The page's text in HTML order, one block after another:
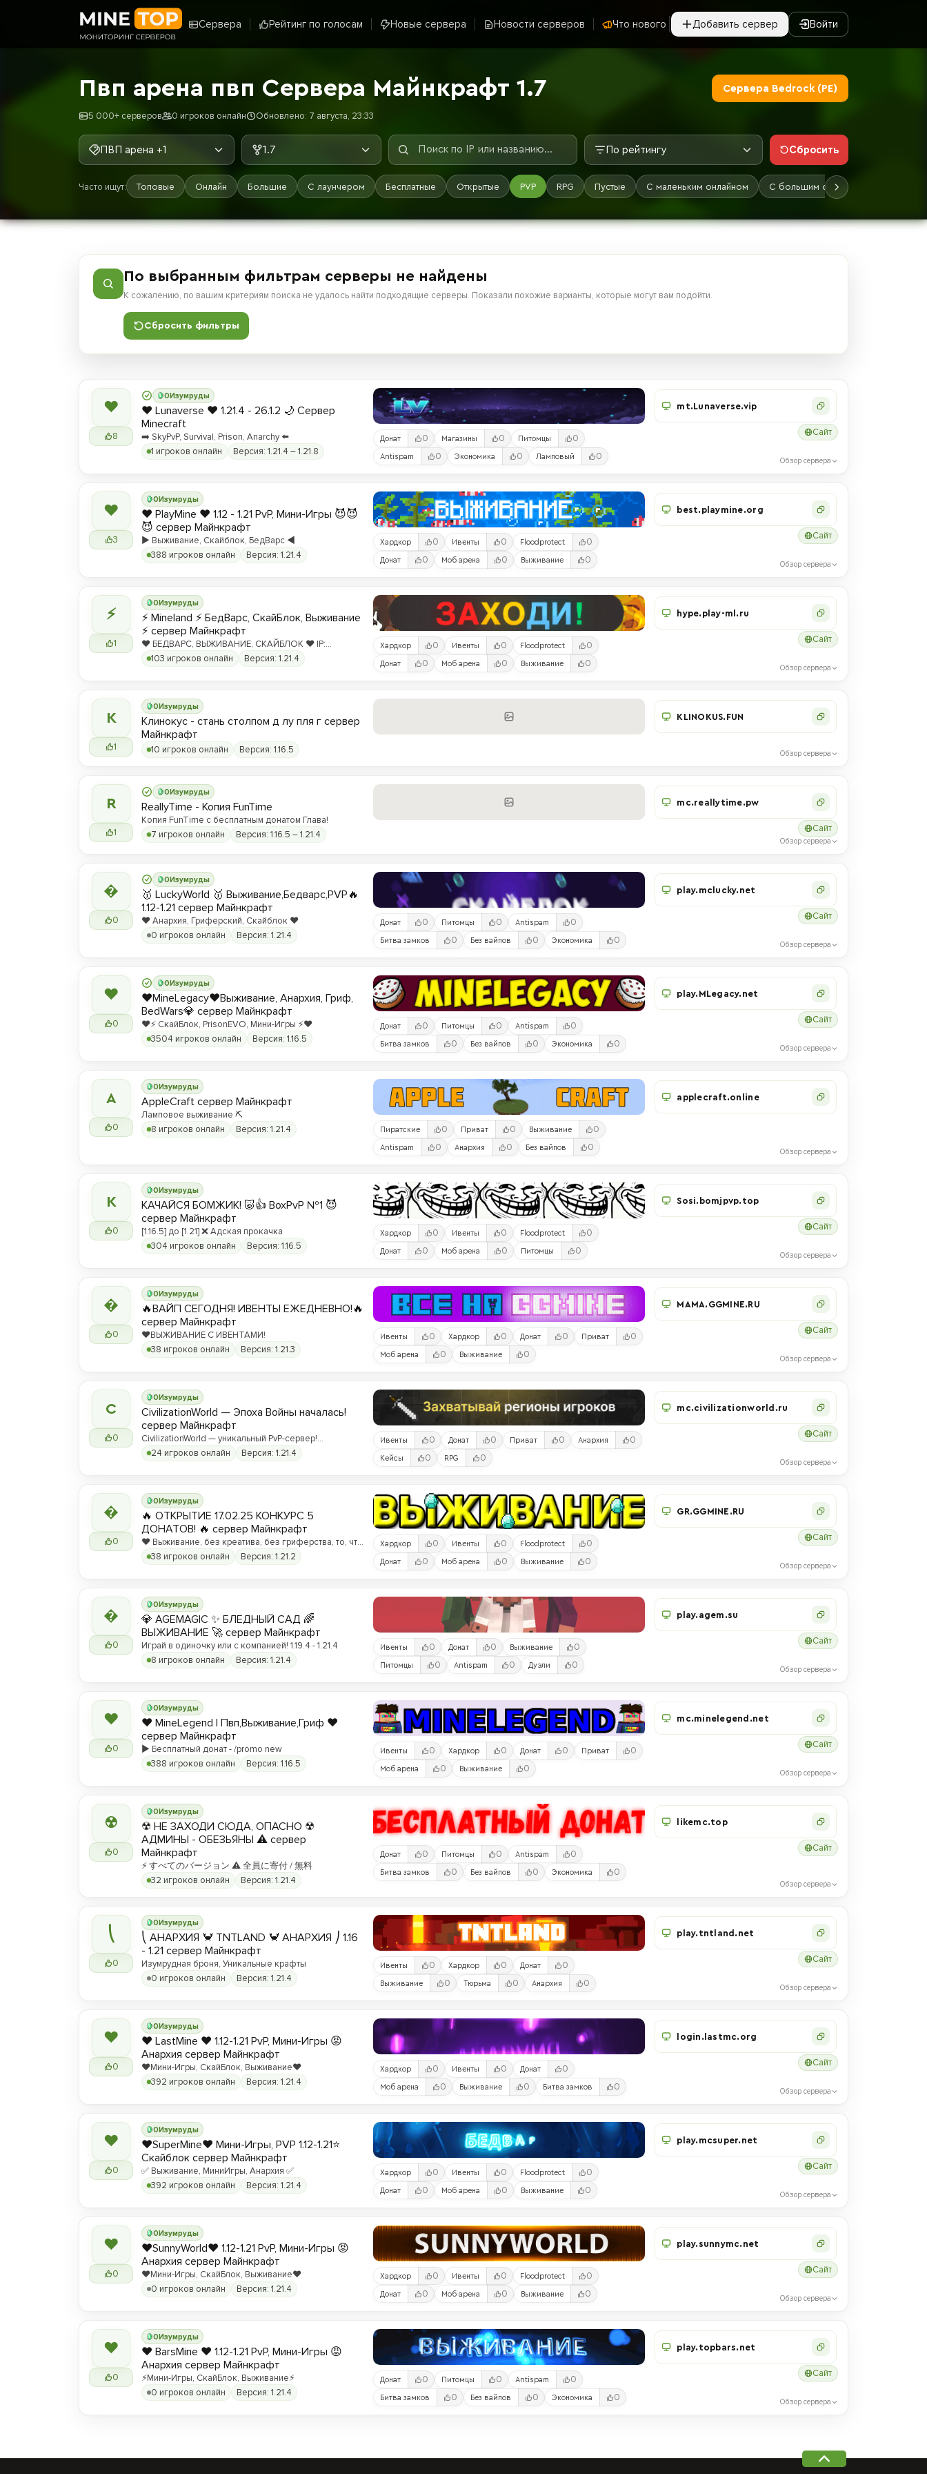
Сервера Рейтинг по голосам Новые сервера Новости серверов Что нового Добавить сервер Войти
Пвп арена пвп Сервера Майнкрафт 1.7
5 000+ серверов 0 игроков онлайн Обновлено: 7 августа, 23:33
Сервера Bedrock (PE)
ПВП арена +1 1.7 По рейтингу Сбросить
Часто ищут: Топовые Онлайн Большие С лаунчером Бесплатные Открытые PVP RPG Пустые С маленьким онлайном С большим онлайном
По выбранным фильтрам серверы не найдены
К сожалению, по вашим критериям поиска не удалось найти подходящие серверы. Показали похожие варианты, которые могут вам подойти.
Сбросить фильтры
❤
8
0Изумруды
❤️ Lunaverse ❤️ 1.21.4 - 26.1.2 🌙 Сервер
Minecraft
➡️ SkyPvP, Survival, Prison, Anarchy ⬅️
1 игроков онлайн
Версия: 1.21.4 – 1.21.8
Донат 0 Магазины 0 Питомцы 0
Antispam 0 Экономика 0 Ламповый 0
mt.Lunaverse.vip
Сайт
Обзор сервера
❤
3
0Изумруды
❤️ PlayMine ❤️ 1.12 - 1.21 PvP, Мини-Игры 😈😈
😈 сервер Майнкрафт
▶️ Выживание, Скайблок, БедВарс ◀️
388 игроков онлайн
Версия: 1.21.4
Хардкор 0 Ивенты 0 Floodprotect 0
Донат 0 Моб арена 0 Выживание 0
best.playmine.org
Сайт
Обзор сервера
⚡
1
0Изумруды
⚡ Mineland ⚡ БедВарс, СкайБлок, Выживание
⚡ сервер Майнкрафт
❤️ БЕДВАРС, ВЫЖИВАНИЕ, СКАЙБЛОК ❤️ IP:
hype.play-ml.ru ❤️
103 игроков онлайн Версия: 1.21.4
Хардкор 0 Ивенты 0 Floodprotect 0
Донат 0 Моб арена 0 Выживание 0
hype.play-ml.ru
Сайт
Обзор сервера
К
1
0Изумруды
Клинокус - стань столпом д лу пля г сервер
Майнкрафт
10 игроков онлайн Версия: 1.16.5
KLINOKUS.FUN
Обзор сервера
R
1
0Изумруды
ReallyTime - Копия FunTime
Копия FunTime с бесплатным донатом Глава!
7 игроков онлайн
Версия: 1.16.5 – 1.21.4
mc.reallytime.pw
Сайт
Обзор сервера

0
0Изумруды
🥇 LuckyWorld 🥇 Выживание,Бедварс,PVP🔥
1.12-1.21 сервер Майнкрафт
❤️ Анархия, Гриферский, Скайблок ❤️
0 игроков онлайн
Версия: 1.21.4
Донат 0 Питомцы 0 Antispam 0
Битва замков 0 Без вайпов 0 Экономика 0
play.mclucky.net
Сайт
Обзор сервера
❤
0
0Изумруды
❤️MineLegacy❤️Выживание, Анархия, Гриф,
BedWars💎 сервер Майнкрафт
❤️⚡️ СкайБлок, PrisonEVO, Мини-Игры ⚡️❤️
3504 игроков онлайн
Версия: 1.16.5
Донат 0 Питомцы 0 Antispam 0
Битва замков 0 Без вайпов 0 Экономика 0
play.MLegacy.net
Сайт
Обзор сервера
A
0
0Изумруды
AppleCraft сервер Майнкрафт
Ламповое выживание ⛏️
8 игроков онлайн
Версия: 1.21.4 Пиратские 0 Приват 0 Выживание 0
Antispam 0 Анархия 0 Без вайпов 0
applecraft.online
Обзор сервера
К
0
0Изумруды
КАЧАЙСЯ БОМЖИК! 🐷👍 BoxPvP №1 😈
сервер Майнкрафт
[1.16.5] до [1.21] ❌ Адская прокачка
304 игроков онлайн
Версия: 1.16.5
Хардкор 0 Ивенты 0 Floodprotect 0
Донат 0 Моб арена 0 Питомцы 0
Sosi.bomjpvp.top
Сайт
Обзор сервера

0
0Изумруды
🔥ВАЙП СЕГОДНЯ! ИВЕНТЫ ЕЖЕДНЕВНО!🔥
сервер Майнкрафт
❤️ВЫЖИВАНИЕ С ИВЕНТАМИ!
38 игроков онлайн
Версия: 1.21.3
Ивенты 0 Хардкор 0 Донат 0 Приват 0
Моб арена 0 Выживание 0
MAMA.GGMINE.RU
Сайт
Обзор сервера
C
0
0Изумруды
CivilizationWorld — Эпоха Войны началась!
сервер Майнкрафт
CivilizationWorld — уникальный PvP-сервер!
Присоединяйся и стань частью эпического
противостояния между Альвами и Йотунами!
24 игроков онлайн Версия: 1.21.4
Ивенты 0 Донат 0 Приват 0 Анархия 0
Кейсы 0 RPG 0
mc.civilizationworld.ru
Сайт
Обзор сервера

0
0Изумруды
🔥 ОТКРЫТИЕ 17.02.25 КОНКУРС 5
ДОНАТОВ! 🔥 сервер Майнкрафт
❤️ Выживание, без креатива, без гриферства, то, что
вы любите! ❤️
38 игроков онлайн Версия: 1.21.2
Хардкор 0 Ивенты 0 Floodprotect 0
Донат 0 Моб арена 0 Выживание 0
GR.GGMINE.RU
Сайт
Обзор сервера

0
0Изумруды
💎 AGEMAGIC ✨ БЛЕДНЫЙ САД 🌈
ВЫЖИВАНИЕ 🚀 сервер Майнкрафт
Играй в одиночку или с компанией! 1.19.4 - 1.21.4
8 игроков онлайн
Версия: 1.21.4
Ивенты 0 Донат 0 Выживание 0
Питомцы 0 Antispam 0 Дуэли 0
play.agem.su
Сайт
Обзор сервера
❤
0
0Изумруды
❤️ MineLegend | Пвп,Выживание,Гриф ❤️
сервер Майнкрафт
▶️ Бесплатный донат - /promo new
388 игроков онлайн
Версия: 1.16.5
Ивенты 0 Хардкор 0 Донат 0 Приват 0
Моб арена 0 Выживание 0
mc.minelegend.net
Сайт
Обзор сервера
☢
0
0Изумруды
☢ НЕ ЗАХОДИ СЮДА, ОПАСНО ☢
АДМИНЫ - ОБЕЗЬЯНЫ ⚠ сервер
Майнкрафт
⚡ すべてのバージョン ⚠ 全員に寄付 / 無料
32 игроков онлайн
Версия: 1.21.4
Донат 0 Питомцы 0 Antispam 0
Битва замков 0 Без вайпов 0 Экономика 0
likemc.top
Сайт
Обзор сервера
⎝
0
0Изумруды
⎝ АНАРХИЯ 🦀 TNTLAND 🦀 АНАРХИЯ ⎠ 1.16
- 1.21 сервер Майнкрафт
Изумрудная броня, Уникальные крафты
0 игроков онлайн
Версия: 1.21.4
Ивенты 0 Хардкор 0 Донат 0
Выживание 0 Тюрьма 0 Анархия 0
play.tntland.net
Сайт
Обзор сервера
❤
0
0Изумруды
❤️ LastMine ❤️ 1.12-1.21 PvP, Мини-Игры 😡
Анархия сервер Майнкрафт
❤️Мини-Игры, СкайБлок, Выживание❤️
392 игроков онлайн
Версия: 1.21.4
Хардкор 0 Ивенты 0 Донат 0
Моб арена 0 Выживание 0 Битва замков 0
login.lastmc.org
Сайт
Обзор сервера
❤
0
0Изумруды
❤️SuperMine❤️ Мини-Игры, PVP 1.12-1.21⭐
Скайблок сервер Майнкрафт
✅ Выживание, МиниИгры, Анархия ✅
392 игроков онлайн
Версия: 1.21.4
Хардкор 0 Ивенты 0 Floodprotect 0
Донат 0 Моб арена 0 Выживание 0
play.mcsuper.net
Сайт
Обзор сервера
❤
0
0Изумруды
❤️SunnyWorld❤️ 1.12-1.21 PvP, Мини-Игры 😡
Анархия сервер Майнкрафт
❤️Мини-Игры, СкайБлок, Выживание❤️
0 игроков онлайн
Версия: 1.21.4
Хардкор 0 Ивенты 0 Floodprotect 0
Донат 0 Моб арена 0 Выживание 0
play.sunnymc.net
Сайт
Обзор сервера
❤
0
0Изумруды
❤️ BarsMine ❤️ 1.12-1.21 PvP, Мини-Игры 😡
Анархия сервер Майнкрафт
⚡Мини-Игры, СкайБлок, Выживание⚡
0 игроков онлайн
Версия: 1.21.4
Донат 0 Питомцы 0 Antispam 0
Битва замков 0 Без вайпов 0 Экономика 0
play.topbars.net
Сайт
Обзор сервера